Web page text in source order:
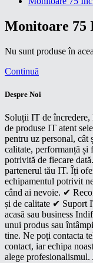
Monitoare 75
Nu sunt produse în
Continuă
Despre Noi
Soluții IT de încredere,
de produse IT atent
pentru uz personal, cât
calitate, performanță și
potrivită de fiecare
partenerul tău IT. Îți
echipamentul potrivit
când ai nevoie. ✔
și de calitate ✔ Suport
acasă sau business
unui produs sau
tine. Ne poți contacta
contact, iar echipa
alege